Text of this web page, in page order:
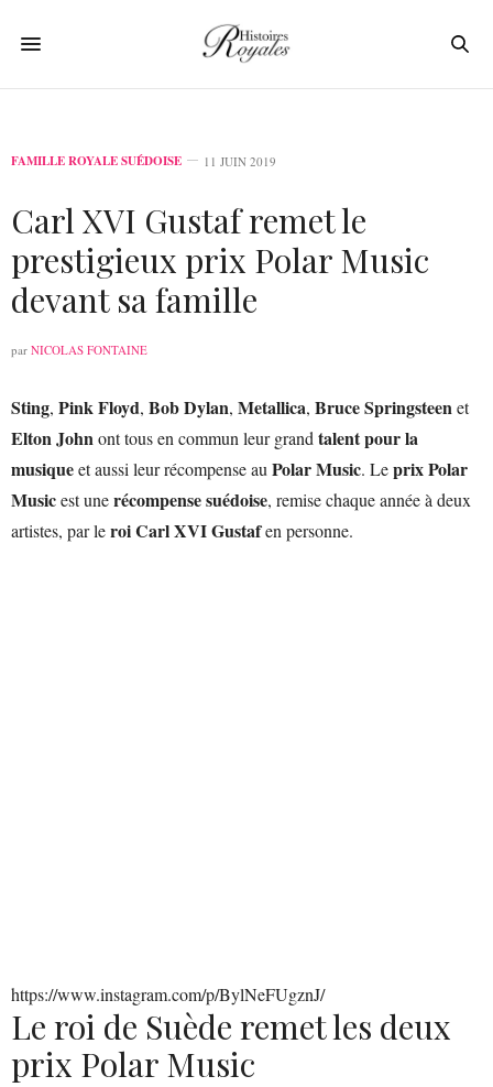
FAMILLE ROYALE SUÉDOISE 11 JUIN 2019
Carl XVI Gustaf remet le
prestigieux prix Polar Music
devant sa famille
par NICOLAS FONTAINE
Sting, Pink Floyd, Bob Dylan, Metallica, Bruce Springsteenet
Elton Johnont tous en commun leur grand talent pour la
musiqueet aussi leur récompense au Polar Music. Leprix Polar
Musicest unerécompense suédoise, remise chaque année à deux
artistes, par leroi Carl XVI Gustafen personne.
https://www.instagram.com/p/BylNeFUgznJ/
Le roi de Suède remet les deux
prix Polar Music